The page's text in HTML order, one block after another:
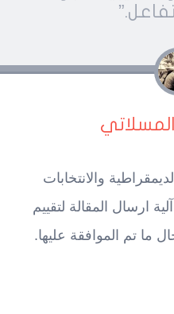
”
والانتخابات
ارسال المقالة لتقييم
تم الموافقة عليها.